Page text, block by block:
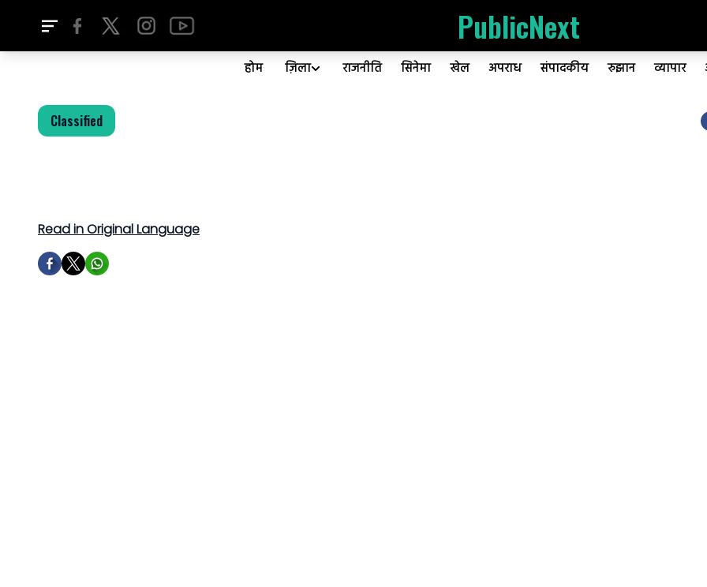
PublicNext
होम ज़िला राजनीति सिनेमा खेल अपराध संपादकीय रुझान व्यापार
Classified
Read in Original Language